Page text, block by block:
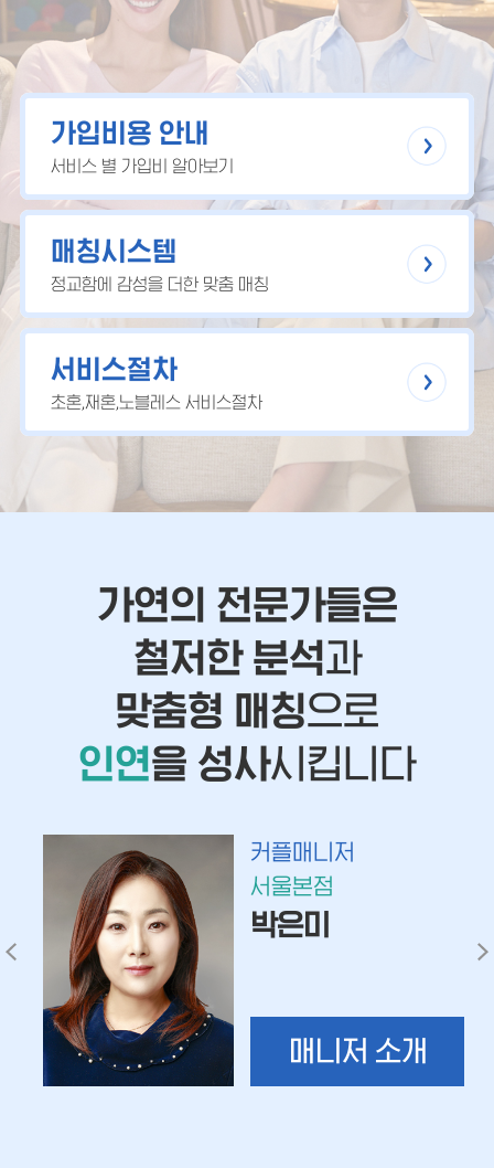
가입비용 안내
서비스 별 가입비 알아보기
매칭시스템
정교함에 감성을 더한 맞춤 매칭
서비스절차
초혼,재혼,노블레스 서비스절차
가연의 전문가들은
철저한 분석과
맞춤형 매칭으로
인연을 성사시킵니다
커플매니저
서울본점
박은미
매니저 소개